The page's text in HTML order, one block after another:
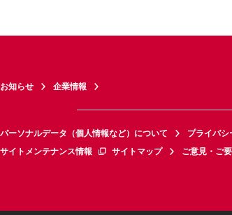
お知らせ 企業情報
パーソナルデータ（個人情報など）について プライバシ
サイトメンテナンス情報
サイトマップ ご意見・ご